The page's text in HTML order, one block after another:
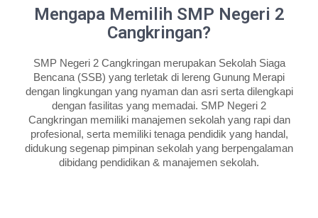
Mengapa Memilih SMP Negeri 2
Cangkringan?
SMP Negeri 2 Cangkringan merupakan Sekolah Siaga
Bencana (SSB) yang terletak di lereng Gunung Merapi
dengan lingkungan yang nyaman dan asri serta dilengkapi
dengan fasilitas yang memadai. SMP Negeri 2
Cangkringan memiliki manajemen sekolah yang rapi dan
profesional, serta memiliki tenaga pendidik yang handal,
didukung segenap pimpinan sekolah yang berpengalaman
dibidang pendidikan & manajemen sekolah.